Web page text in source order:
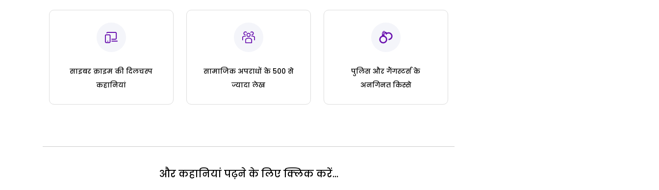
साइबर क्राइम की दिलचस्प
कहानियां
सामाजिक अपराधों के 500 से
ज्यादा लेख
पुलिस और गैंगस्टर्स के
अनगिनत किस्से
और कहानियां पढ़ने के लिए क्लिक करें...